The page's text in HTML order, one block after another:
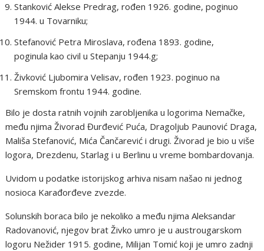
Stanković Alekse Predrag, rođen 1926. godine, poginuo
1944. u Tovarniku;
Stefanović Petra Miroslava, rođena 1893. godine,
poginula kao civil u Stepanju 1944.g;
Živković Ljubomira Velisav, rođen 1923. poginuo na
Sremskom frontu 1944. godine.
Bilo je dosta ratnih vojnih zarobljenika u logorima Nemačke,
među njima Živorad Đurđević Puća, Dragoljub Paunović Draga,
Mališa Stefanović, Mića Čančarević i drugi. Živorad je bio u više
logora, Drezdenu, Starlag i u Berlinu u vreme bombardovanja.
Uvidom u podatke istorijskog arhiva nisam našao ni jednog
nosioca Karađorđeve zvezde.
Solunskih boraca bilo je nekoliko a među njima Aleksandar
Radovanović, njegov brat Živko umro je u austrougarskom
logoru Nežider 1915. godine, Milijan Tomić koji je umro zadnji